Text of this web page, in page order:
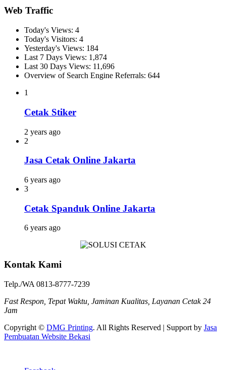
Web Traffic
Today's Views: 4
Today's Visitors: 4
Yesterday's Views: 184
Last 7 Days Views: 1,874
Last 30 Days Views: 11,696
Overview of Search Engine Referrals: 644
1
Cetak Stiker
2 years ago
2
Jasa Cetak Online Jakarta
6 years ago
3
Cetak Spanduk Online Jakarta
6 years ago
Kontak Kami
Telp./WA 0813-8777-7239
Fast Respon, Tepat Waktu, Jaminan Kualitas, Layanan Cetak 24
Jam
Copyright © DMG Printing. All Rights Reserved | Support by Jasa
Pembuatan Website Bekasi